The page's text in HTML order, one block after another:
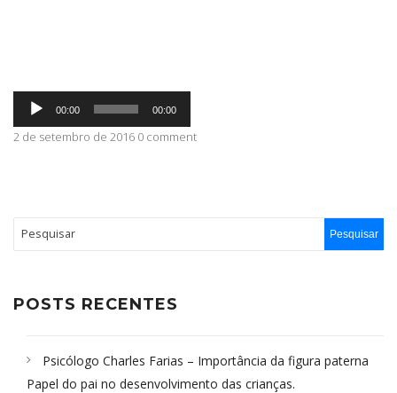
CONTATO
Tocador
áudio
00:00 00:00
2 de setembro de 2016 0 comment
POSTS RECENTES
Psicólogo Charles Farias – Importância da figura paterna
Papel do pai no desenvolvimento das crianças.